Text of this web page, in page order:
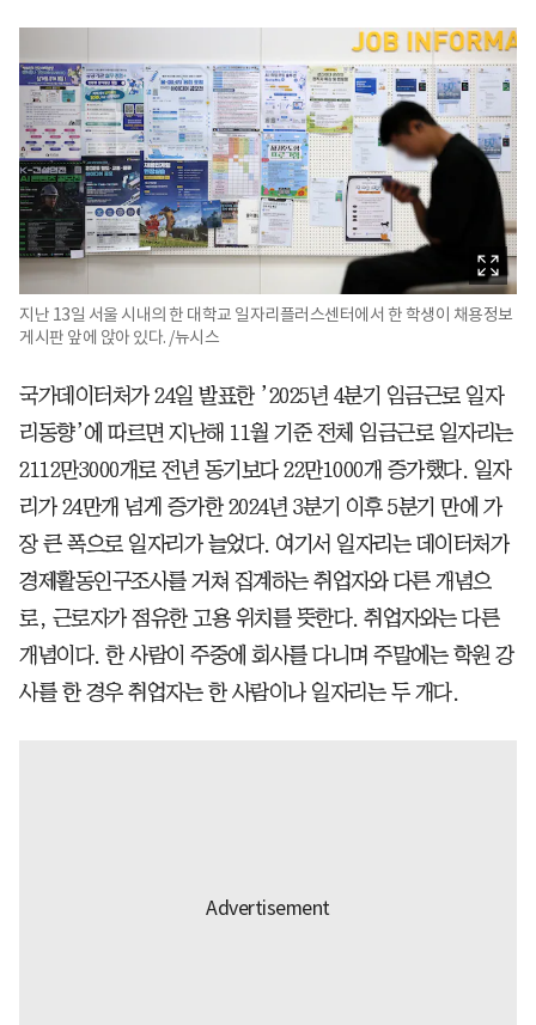
지난 13일 서울 시내의 한 대학교 일자리플러스센터에서 한 학생이 채용정보
게시판 앞에 앉아 있다. /뉴시스
국가데이터처가 24일 발표한 ’2025년 4분기 임금근로 일자
리동향’에 따르면 지난해 11월 기준 전체 임금근로 일자리는
2112만3000개로 전년 동기보다 22만1000개 증가했다. 일자
리가 24만개 넘게 증가한 2024년 3분기 이후 5분기 만에 가
장 큰 폭으로 일자리가 늘었다. 여기서 일자리는 데이터처가
경제활동인구조사를 거쳐 집계하는 취업자와 다른 개념으
로, 근로자가 점유한 고용 위치를 뜻한다. 취업자와는 다른
개념이다. 한 사람이 주중에 회사를 다니며 주말에는 학원 강
사를 한 경우 취업자는 한 사람이나 일자리는 두 개다.